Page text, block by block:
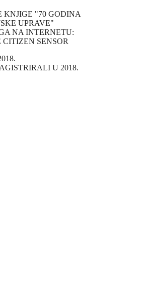
KNJIGE "70 GODINA
UPRAVE"
NA INTERNETU:
SENSOR
U 2018.